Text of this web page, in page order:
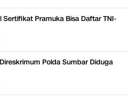
Sertifikat Pramuka Bisa Daftar TNI-
Polda Sumbar Diduga